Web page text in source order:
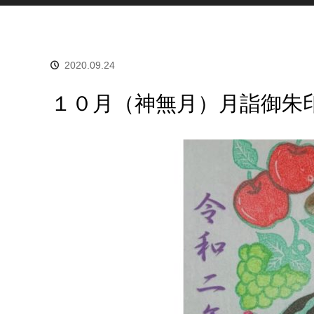
2020.09.24
１０月（神無月）月詣御朱